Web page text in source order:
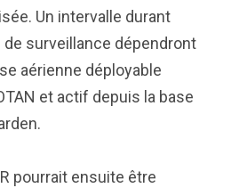
Un intervalle durant
surveillance dépendront
aérienne déployable
et actif depuis la base
pourrait ensuite être